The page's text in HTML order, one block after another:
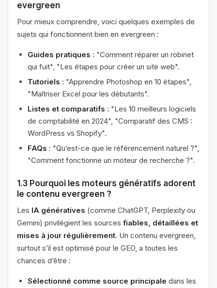
evergreen
Pour mieux comprendre, voici quelques exemples de
sujets qui fonctionnent bien en evergreen :
Guides pratiques : "Comment réparer un robinet
qui fuit", "Les étapes pour créer un site web".
Tutoriels : "Apprendre Photoshop en 10 étapes",
"Maîtriser Excel pour les débutants".
Listes et comparatifs : "Les 10 meilleurs logiciels
de comptabilité en 2024", "Comparatif des CMS :
WordPress vs Shopify".
FAQs : "Qu’est-ce que le référencement naturel ?",
"Comment fonctionne un moteur de recherche ?".
1.3 Pourquoi les moteurs génératifs adorent
le contenu evergreen ?
Les IA génératives (comme ChatGPT, Perplexity ou
Gemini) privilégient les sources fiables, détaillées et
mises à jour régulièrement. Un contenu evergreen,
surtout s’il est optimisé pour le GEO, a toutes les
chances d’être :
Sélectionné comme source principale dans les